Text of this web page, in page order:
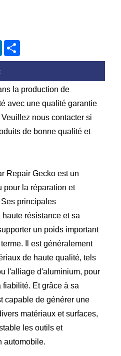
LinkedIn
la production de
avec une qualité garantie
nous contacter si
de bonne qualité et
Repair Gecko est un
pour la réparation et
principales
résistance et sa
un poids important
Il est généralement
de haute qualité, tels
l'alliage d'aluminium, pour
Et grâce à sa
capable de générer une
matériaux et surfaces,
les outils et
automobile.